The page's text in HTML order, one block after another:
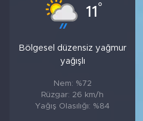
11 °
Bölgesel düzensiz yağmur
yağışlı
Nem: %72
Rüzgar: 26 km/h
Yağış Olasılığı: %84